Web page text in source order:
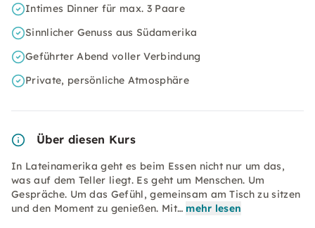
Intimes Dinner für max. 3 Paare
Sinnlicher Genuss aus Südamerika
Geführter Abend voller Verbindung
Private, persönliche Atmosphäre
Über diesen Kurs
In Lateinamerika geht es beim Essen nicht nur um das,
was auf dem Teller liegt. Es geht um Menschen. Um
Gespräche. Um das Gefühl, gemeinsam am Tisch zu sitzen
und den Moment zu genießen. Mit… mehr lesen